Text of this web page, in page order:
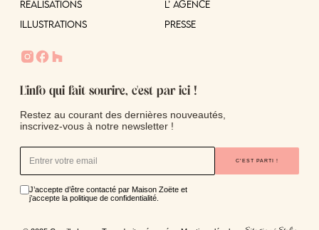
L'info qui fait sourire, c'est par ici !
Restez au courant des dernières nouveautés,
inscrivez-vous à notre newsletter !
C’EST PARTI !
J’accepte d’être contacté par Maison Zoëte et
j’accepte la politique de confidentialité.
RÉALISATIONS L’ AGENCE
ILLUSTRATIONs PRESSE